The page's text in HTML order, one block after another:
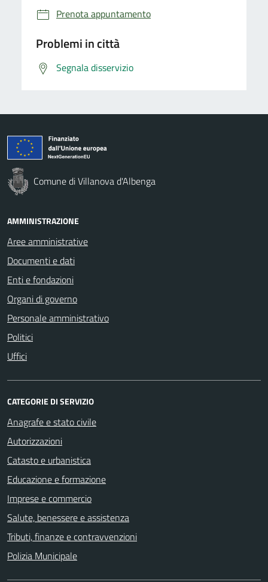
Prenota appuntamento
Problemi in città
Segnala disservizio
Comune di Villanova d'Albenga
AMMINISTRAZIONE
Aree amministrative
Documenti e dati
Enti e fondazioni
Organi di governo
Personale amministrativo
Politici
Uffici
CATEGORIE DI SERVIZIO
Anagrafe e stato civile
Autorizzazioni
Catasto e urbanistica
Educazione e formazione
Imprese e commercio
Salute, benessere e assistenza
Tributi, finanze e contravvenzioni
Polizia Municipale